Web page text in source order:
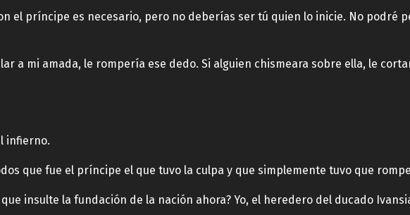
el príncipe es necesario, pero no deberías ser tú quien lo inicie. No podré
a mi amada, le rompería ese dedo. Si alguien chismeara sobre ella, le
infierno.
que fue el príncipe el que tuvo la culpa y que simplemente tuvo que
que insulte la fundación de la nación ahora? Yo, el heredero del ducado